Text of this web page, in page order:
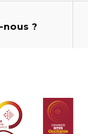
nous ?